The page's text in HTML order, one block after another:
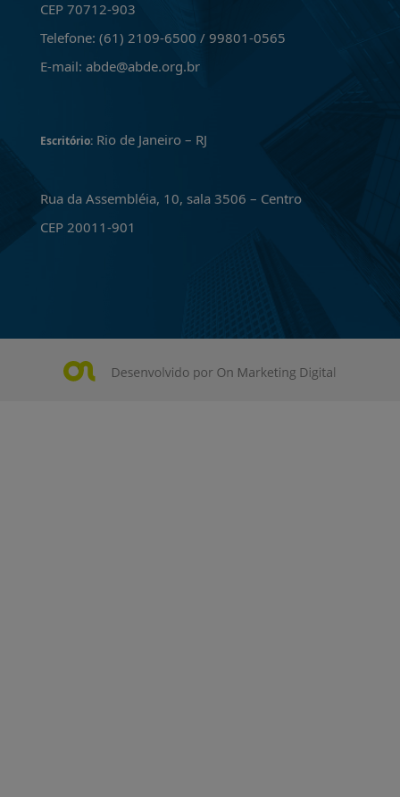
CEP 70712-903
Telefone: (61) 2109-6500 / 99801-0565
E-mail: abde@abde.org.br
Escritório:Rio de Janeiro – RJ
Rua da Assembléia, 10, sala 3506 – Centro
CEP 20011-901